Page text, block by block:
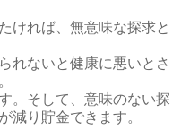
ければ、無意味な探求と
れないと健康に悪いとさ
。そして、意味のない探
減り貯金できます。